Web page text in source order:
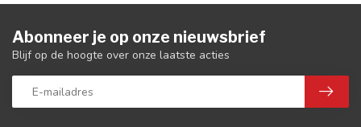
Abonneer je op onze nieuwsbrief
Blijf op de hoogte over onze laatste acties